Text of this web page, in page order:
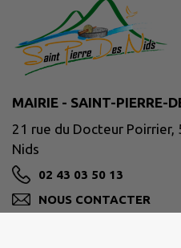
MAIRIE - SAINT-PIERRE-
21 rue du Docteur Poirrier,
Nids
02 43 03 50 13
NOUS CONTACTER